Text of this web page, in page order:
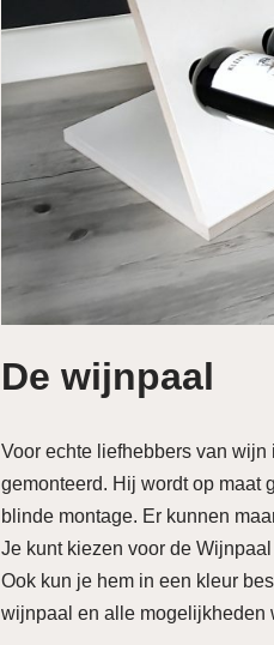
De wijnpaal
Voor echte liefhebbers van
gemonteerd. Hij wordt op maat
blinde montage. Er kunnen
Je kunt kiezen voor de
Ook kun je hem in een kleur
wijnpaal en alle mogelijkheden